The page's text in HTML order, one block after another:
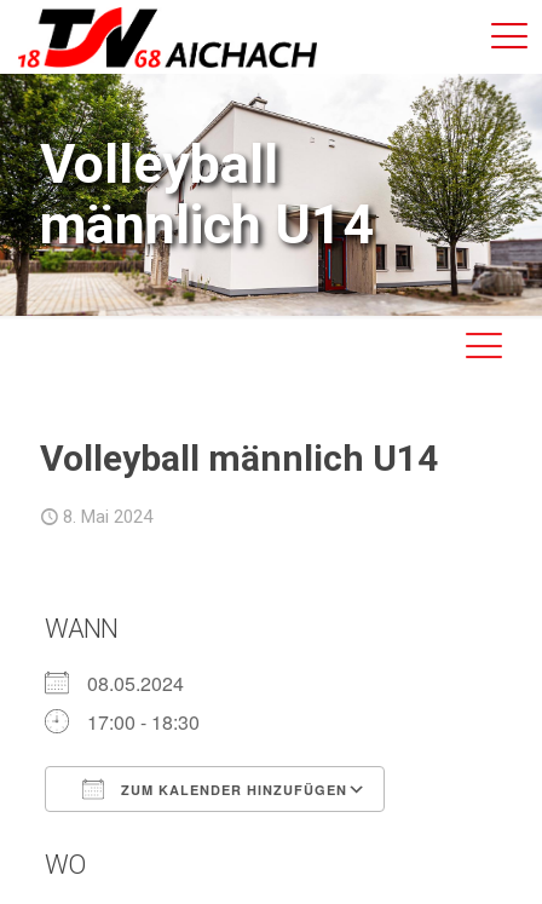
Volleyball
männlich U14
Volleyball männlich U14
8. Mai 2024
WANN
08.05.2024
17:00 - 18:30
ZUM KALENDER HINZUFÜGEN
WO